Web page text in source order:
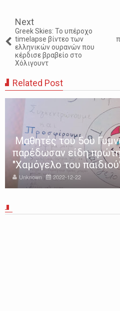
Next
Greek Skies: Το υπέροχο
timelapse βίντεο των
ελληνικών ουρανών που
κέρδισε βραβείο στο
Χόλιγουντ
Related Post
Μαθητές του 5ου
παρέδωσαν είδη
"Χαμόγελο του
Unknown 2022-12-22